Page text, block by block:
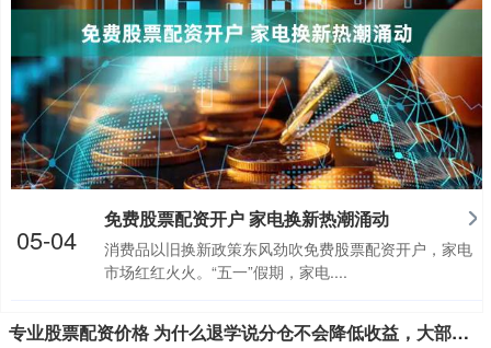
免费股票配资开户 家电换新热潮涌动
消费品以旧换新政策东风劲吹免费股票配资开户，家电
市场红红火火。“五一”假期，家电....
05-04
专业股票配资价格 为什么退学说分仓不会降低收益，大部分却依旧喜欢单吊